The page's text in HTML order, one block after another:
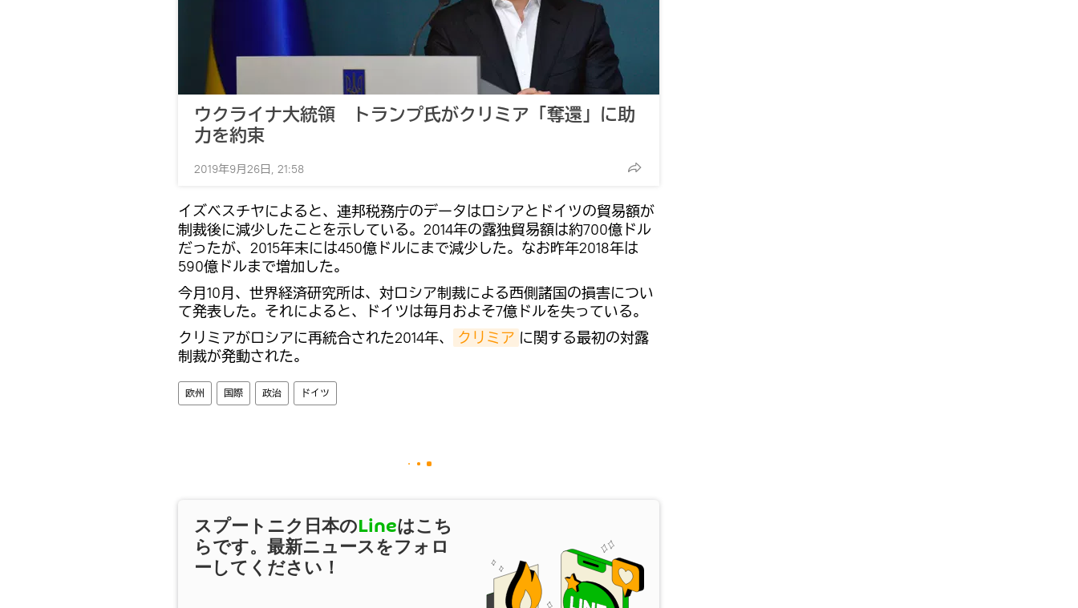
ウクライナ大統領 トランプ氏がクリミア「奪還」に助
力を約束
2019年9月26日, 21:58
イズベスチヤによると、連邦税務庁のデータはロシアとドイツの貿易額が
制裁後に減少したことを示している。2014年の露独貿易額は約700億ドル
だったが、2015年末には450億ドルにまで減少した。なお昨年2018年は
590億ドルまで増加した。
今月10月、世界経済研究所は、対ロシア制裁による西側諸国の損害につい
て発表した。それによると、ドイツは毎月およそ7億ドルを失っている。
クリミアがロシアに再統合された2014年、
クリミア に関する最初の対露
制裁が発動された。
欧州 国際 政治 ドイツ
スプートニク日本のLineはこち
らです。最新ニュースをフォロ
ーしてください！